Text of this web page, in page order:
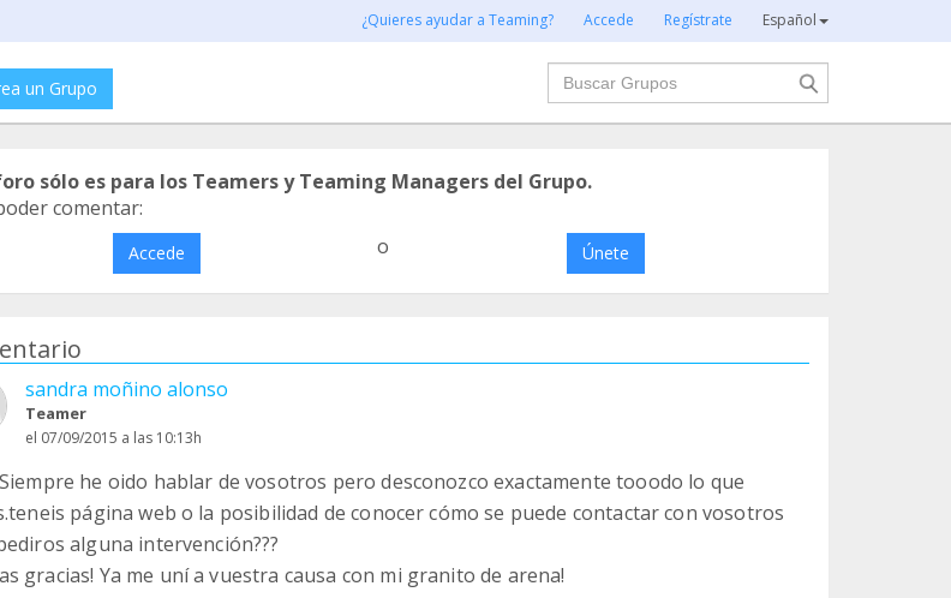
¿Quieres ayudar a Teaming? Accede Regístrate Español
un Grupo
Buscar
sólo es para los Teamers y Teaming Managers del Grupo.
comentar:
Accede o Únete
sandra moñino alonso
Teamer
el 07/09/2015 a las 10:13h
he oido hablar de vosotros pero desconozco exactamente tooodo lo que
página web o la posibilidad de conocer cómo se puede contactar con vosotros
alguna intervención???
gracias! Ya me uní a vuestra causa con mi granito de arena!